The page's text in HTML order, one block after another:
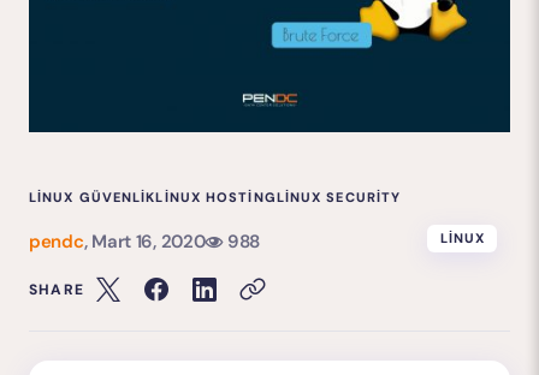
LINUX GÜVENLIKLINUX HOSTINGLINUX SECURITY
pendc, Mart 16, 2020 988 LINUX
SHARE